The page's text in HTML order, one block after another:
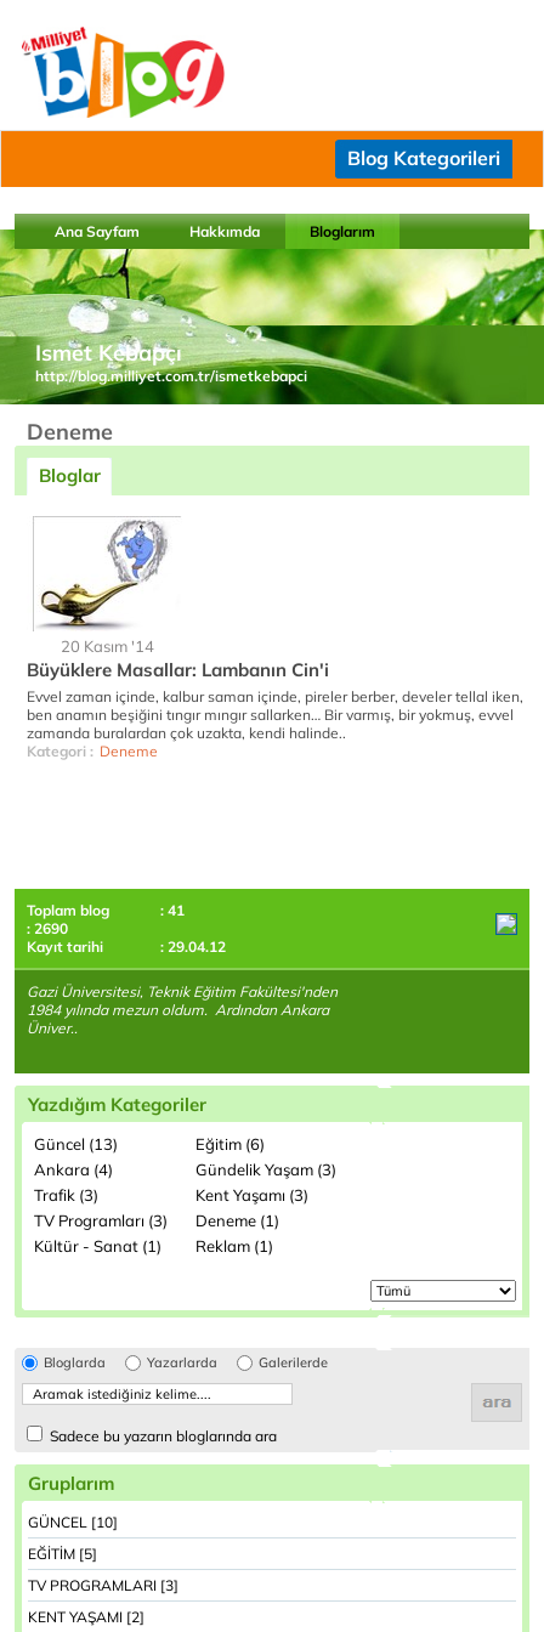
Blog Kategorileri
Ana Sayfam Hakkımda Bloglarım
Ismet Kebapçı
http://blog.milliyet.com.tr/ismetkebapci
Deneme
Bloglar
20 Kasım '14
Büyüklere Masallar: Lambanın Cin'i
Evvel zaman içinde, kalbur saman içinde, pireler berber, develer tellal iken,
ben anamın beşiğini tıngır mıngır sallarken… Bir varmış, bir yokmuş, evvel
zamanda buralardan çok uzakta, kendi halinde..
Kategori : Deneme
Toplam blog
: 41
: 2690
Kayıt tarihi
: 29.04.12
Gazi Üniversitesi, Teknik Eğitim Fakültesi'nden
1984 yılında mezun oldum. Ardından Ankara
Üniver..
Yazdığım Kategoriler
Güncel (13)
Eğitim (6)
Ankara (4)
Gündelik Yaşam (3)
Trafik (3)
Kent Yaşamı (3)
TV Programları (3)
Deneme (1)
Kültür - Sanat (1)
Reklam (1)
Bloglarda Yazarlarda Galerilerde
Sadece bu yazarın bloglarında ara
Gruplarım
GÜNCEL [10]
EĞİTİM [5]
TV PROGRAMLARI [3]
KENT YAŞAMI [2]